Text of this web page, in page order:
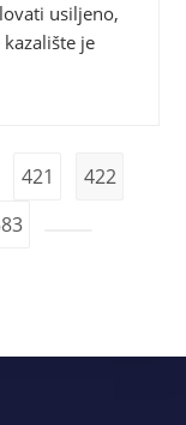
usiljeno,
je
421
422